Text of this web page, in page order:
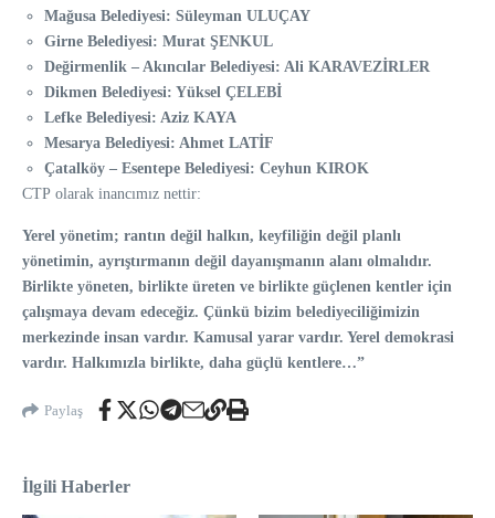
Mağusa Belediyesi: Süleyman ULUÇAY
Girne Belediyesi: Murat ŞENKUL
Değirmenlik – Akıncılar Belediyesi: Ali KARAVEZİRLER
Dikmen Belediyesi: Yüksel ÇELEBİ
Lefke Belediyesi: Aziz KAYA
Mesarya Belediyesi: Ahmet LATİF
Çatalköy – Esentepe Belediyesi: Ceyhun KIROK
CTP olarak inancımız nettir:
Yerel yönetim; rantın değil halkın, keyfiliğin değil planlı
yönetimin, ayrıştırmanın değil dayanışmanın alanı olmalıdır.
Birlikte yöneten, birlikte üreten ve birlikte güçlenen kentler için
çalışmaya devam edeceğiz. Çünkü bizim belediyeciliğimizin
merkezinde insan vardır. Kamusal yarar vardır. Yerel demokrasi
vardır. Halkımızla birlikte, daha güçlü kentlere…”
Paylaş
İlgili Haberler